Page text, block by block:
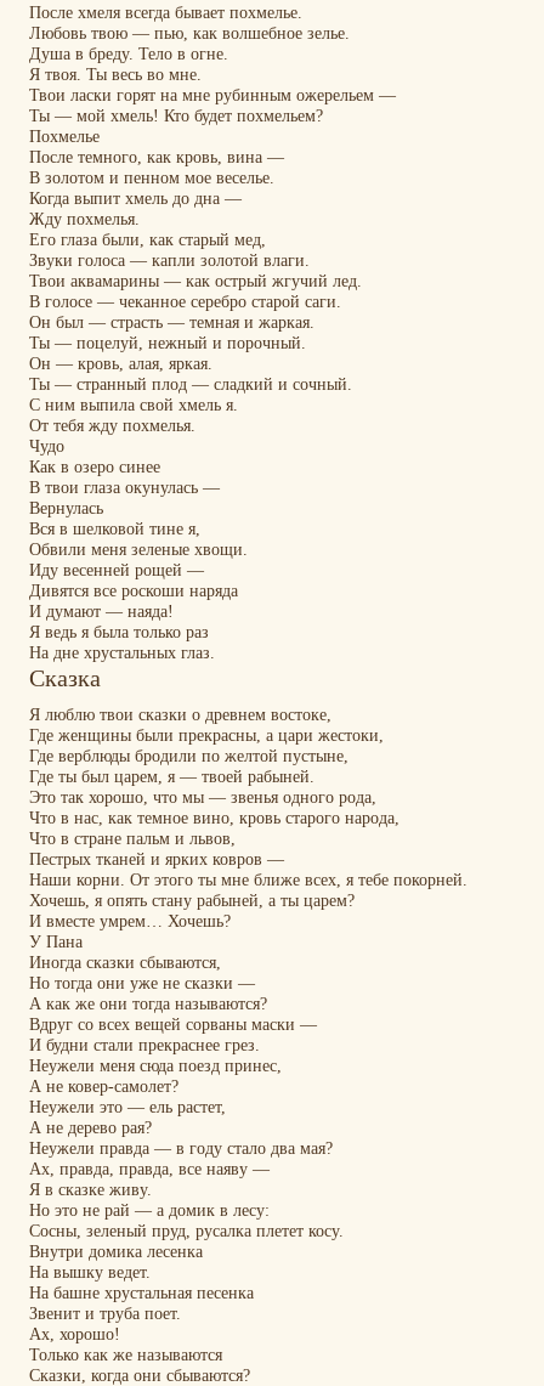
После хмеля всегда бывает похмелье.
Любовь твою — пью, как волшебное зелье.
Душа в бреду. Тело в огне.
Я твоя. Ты весь во мне.
Твои ласки горят на мне рубинным ожерельем —
Ты — мой хмель! Кто будет похмельем?
Похмелье
После темного, как кровь, вина —
В золотом и пенном мое веселье.
Когда выпит хмель до дна —
Жду похмелья.
Его глаза были, как старый мед,
Звуки голоса — капли золотой влаги.
Твои аквамарины — как острый жгучий лед.
В голосе — чеканное серебро старой саги.
Он был — страсть — темная и жаркая.
Ты — поцелуй, нежный и порочный.
Он — кровь, алая, яркая.
Ты — странный плод — сладкий и сочный.
С ним выпила свой хмель я.
От тебя жду похмелья.
Чудо
Как в озеро синее
В твои глаза окунулась —
Вернулась
Вся в шелковой тине я,
Обвили меня зеленые хвощи.
Иду весенней рощей —
Дивятся все роскоши наряда
И думают — наяда!
Я ведь я была только раз
На дне хрустальных глаз.
Сказка
Я люблю твои сказки о древнем востоке,
Где женщины были прекрасны, а цари жестоки,
Где верблюды бродили по желтой пустыне,
Где ты был царем, я — твоей рабыней.
Это так хорошо, что мы — звенья одного рода,
Что в нас, как темное вино, кровь старого народа,
Что в стране пальм и львов,
Пестрых тканей и ярких ковров —
Наши корни. От этого ты мне ближе всех, я тебе покорней.
Хочешь, я опять стану рабыней, а ты царем?
И вместе умрем…
Хочешь?
У Пана
Иногда сказки сбываются,
Но тогда они уже не сказки —
А как же они тогда называются?
Вдруг со всех вещей сорваны маски —
И будни стали прекраснее грез.
Неужели меня сюда поезд принес,
А не ковер-самолет?
Неужели это — ель растет,
А не дерево рая?
Неужели правда — в году стало два мая?
Ах, правда, правда, все наяву —
Я в сказке живу.
Но это не рай — а домик в лесу:
Сосны, зеленый пруд, русалка плетет косу.
Внутри домика лесенка
На вышку ведет.
На башне хрустальная песенка
Звенит и труба поет.
Ах, хорошо!
Только как же называются
Сказки, когда они сбываются?